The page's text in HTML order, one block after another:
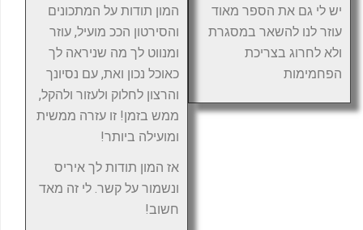
יש לי גם את הספר מאוד
עוזר לנו להשאר במסגרת
ולא לחרוג בצריכת
הפחמימות
המון תודות על המתכונים
והסירטון הככ מועיל, עוזר
ומנווט לך מה שניראה לך
כאוכל נכון ואת, עם נסיונך
והרצון לחלוק ולעזור ולהקל,
ממש בזמן! זו עזרה ממשית
ומועילה ביותר!
אז המון תודות לך איריס
ונשמור על קשר. לי זה מאד
חשוב!